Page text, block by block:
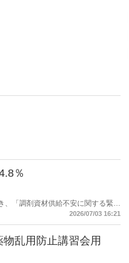
％
、「調剤資材供給不安に関する緊急
2026/07/03 16:21
乱用防止講習会用